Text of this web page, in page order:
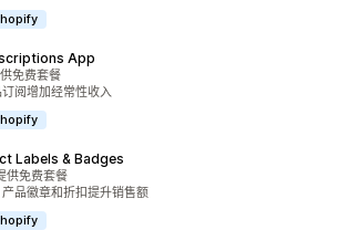
App
）
免费套餐
阅增加经常性收入
Labels & Badges
）
供免费套餐
品徽章和折扣提升销售额